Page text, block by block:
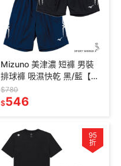
Mizuno 美津濃 短褲 男裝
排球褲 吸濕快乾 黑/藍【運
動世界】
V2TB2A1609/V2TB2A161
$780
$546
95
折